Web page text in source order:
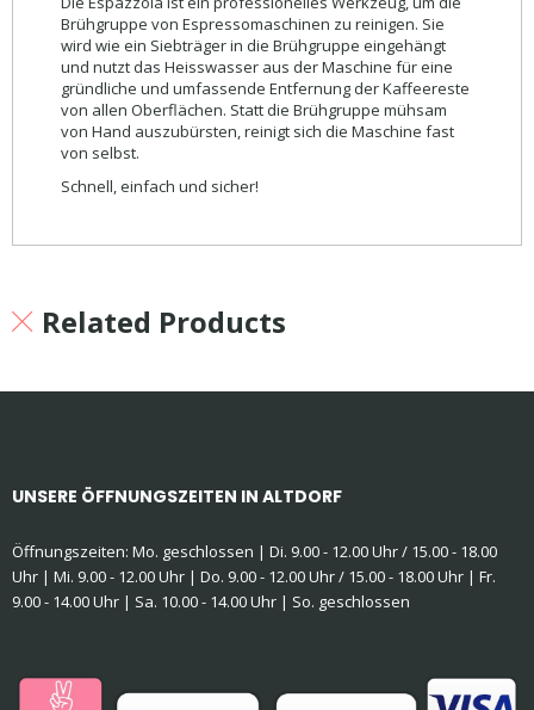
Brühgruppe von Espressomaschinen zu reinigen. Sie
wird wie ein Siebträger in die Brühgruppe eingehängt
und nutzt das Heisswasser aus der Maschine für eine
gründliche und umfassende Entfernung der Kaffeereste
von allen Oberflächen. Statt die Brühgruppe mühsam
von Hand auszubürsten, reinigt sich die Maschine fast
von selbst.
Schnell, einfach und sicher!
Related Products
UNSERE ÖFFNUNGSZEITEN IN ALTDORF
Öffnungszeiten: Mo. geschlossen | Di. 9.00 - 12.00 Uhr / 15.00 - 18.00
Uhr | Mi. 9.00 - 12.00 Uhr | Do. 9.00 - 12.00 Uhr / 15.00 - 18.00 Uhr | Fr.
9.00 - 14.00 Uhr | Sa. 10.00 - 14.00 Uhr | So. geschlossen